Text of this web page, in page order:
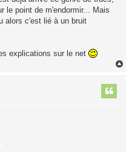
le point de m'endormir... Mais
alors c'est lié à un bruit
explications sur le net